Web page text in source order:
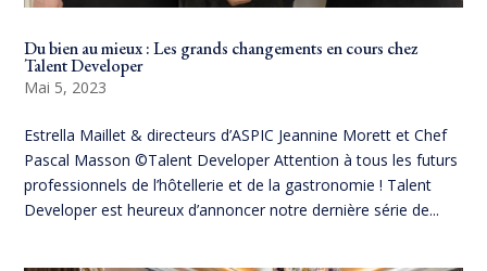
Du bien au mieux : Les grands changements en cours chez
Talent Developer
Mai 5, 2023
Estrella Maillet & directeurs d’ASPIC Jeannine Morett et Chef
Pascal Masson ©Talent Developer Attention à tous les futurs
professionnels de l’hôtellerie et de la gastronomie ! Talent
Developer est heureux d’annoncer notre dernière série de...